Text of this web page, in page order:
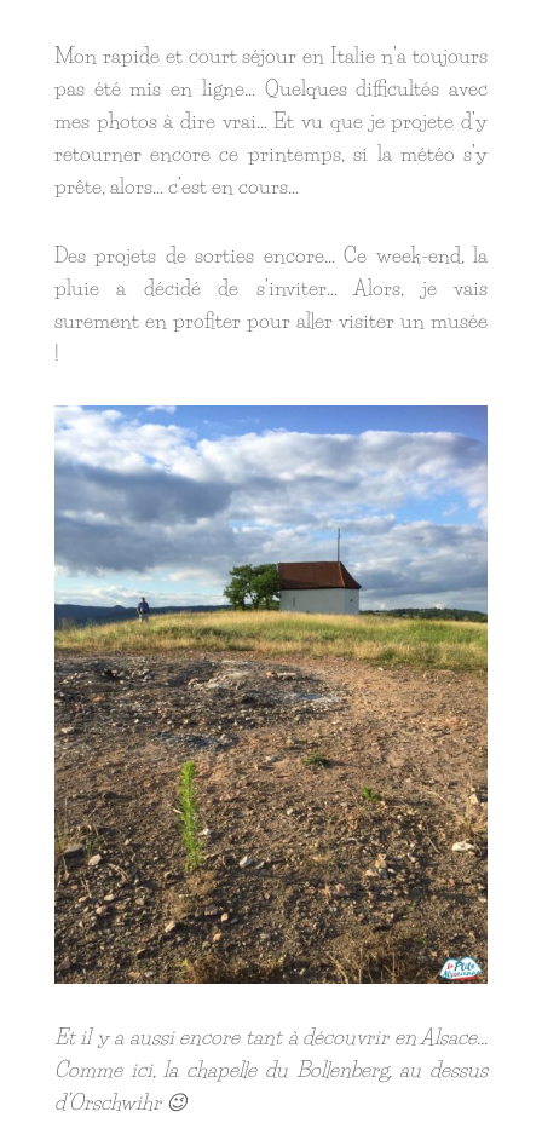
Mon rapide et court séjour en Italie n’a toujours
pas été mis en ligne… Quelques difficultés avec
mes photos à dire vrai… Et vu que je projete d’y
retourner encore ce printemps, si la météo s’y
prête, alors… c’est en cours…
Des projets de sorties encore… Ce week-end, la
pluie a décidé de s’inviter… Alors, je vais
surement en profiter pour aller visiter un musée
!
Et il y a aussi encore tant à découvrir en Alsace…
Comme ici, la chapelle du Bollenberg, au dessus
d’Orschwihr 😉